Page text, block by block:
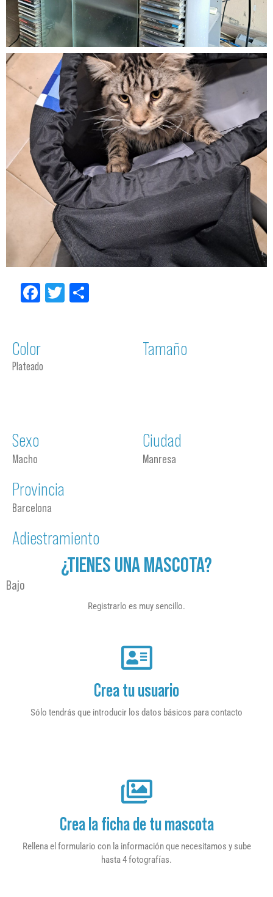
Facebook
Twitter
Color
Plateado
Tamaño
Sexo
Macho
Ciudad
Manresa
Provincia
Barcelona
Adiestramiento
¿TIENES UNA MASCOTA?
Bajo
Registrarlo es muy sencillo.
Crea tu usuario
Sólo tendrás que introducir los datos básicos para contacto
Crea la ficha de tu mascota
Rellena el formulario con la información que necesitamos y sube
hasta 4 fotografías.